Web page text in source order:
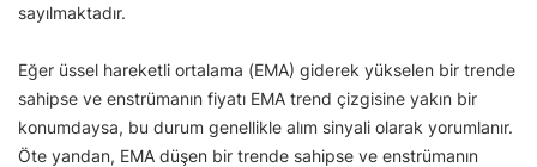
sayılmaktadır.
Eğer üssel hareketli ortalama (EMA) giderek yükselen bir trende
sahipse ve enstrümanın fiyatı EMA trend çizgisine yakın bir
konumdaysa, bu durum genellikle alım sinyali olarak yorumlanır.
Öte yandan, EMA düşen bir trende sahipse ve enstrümanın